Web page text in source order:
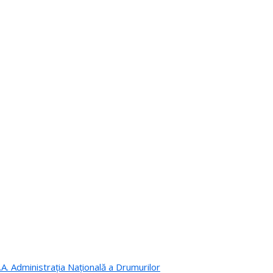
Administrația Națională a Drumurilor